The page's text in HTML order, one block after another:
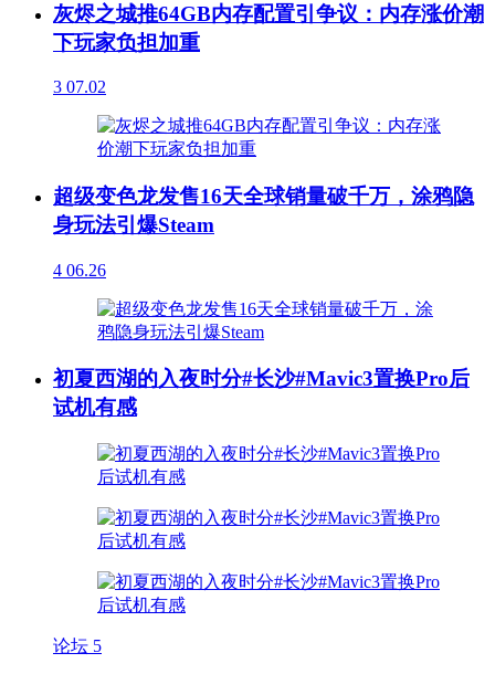
灰烬之城推64GB内存配置引争议：内存涨价潮
下玩家负担加重
3 07.02
超级变色龙发售16天全球销量破千万，涂鸦隐
身玩法引爆Steam
4 06.26
初夏西湖的入夜时分#长沙#Mavic3置换Pro后
试机有感
论坛 5